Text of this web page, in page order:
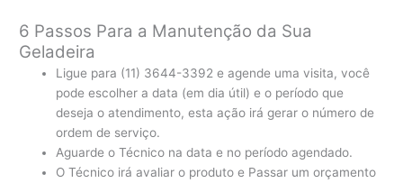
6 Passos Para a Manutenção da Sua
Geladeira
Ligue para (11) 3644-3392 e agende uma visita, você
pode escolher a data (em dia útil) e o período que
deseja o atendimento, esta ação irá gerar o número de
ordem de serviço.
Aguarde o Técnico na data e no período agendado.
O Técnico irá avaliar o produto e Passar um orçamento